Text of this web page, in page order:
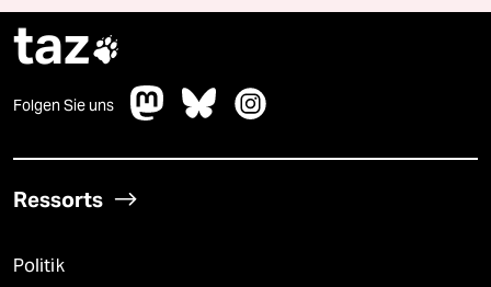
taz
Folgen Sie uns
Ressorts
Politik